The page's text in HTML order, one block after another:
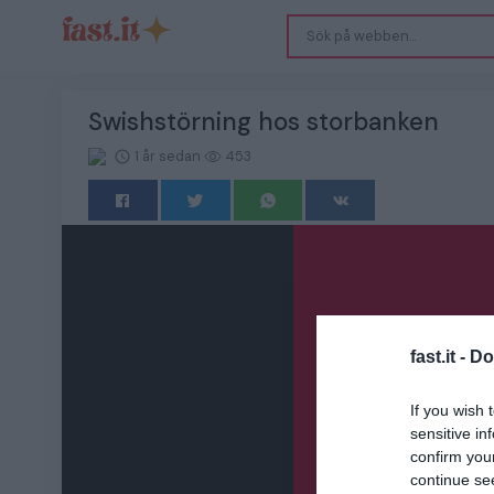
fast.it -
If you wish
sensitive
confirm
continue
Swishstörning hos storbanken
1 år sedan 453